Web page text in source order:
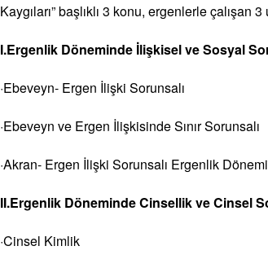
Kaygıları” başlıklı 3 konu, ergenlerle çalışan
I.Ergenlik Döneminde İlişkisel ve Sosyal
·Ebeveyn- Ergen İlişki Sorunsalı
·Ebeveyn ve Ergen İlişkisinde Sınır Sorunsalı
·Akran- Ergen İlişki Sorunsalı Ergenlik
II.Ergenlik Döneminde Cinsellik ve Cinsel
·Cinsel Kimlik